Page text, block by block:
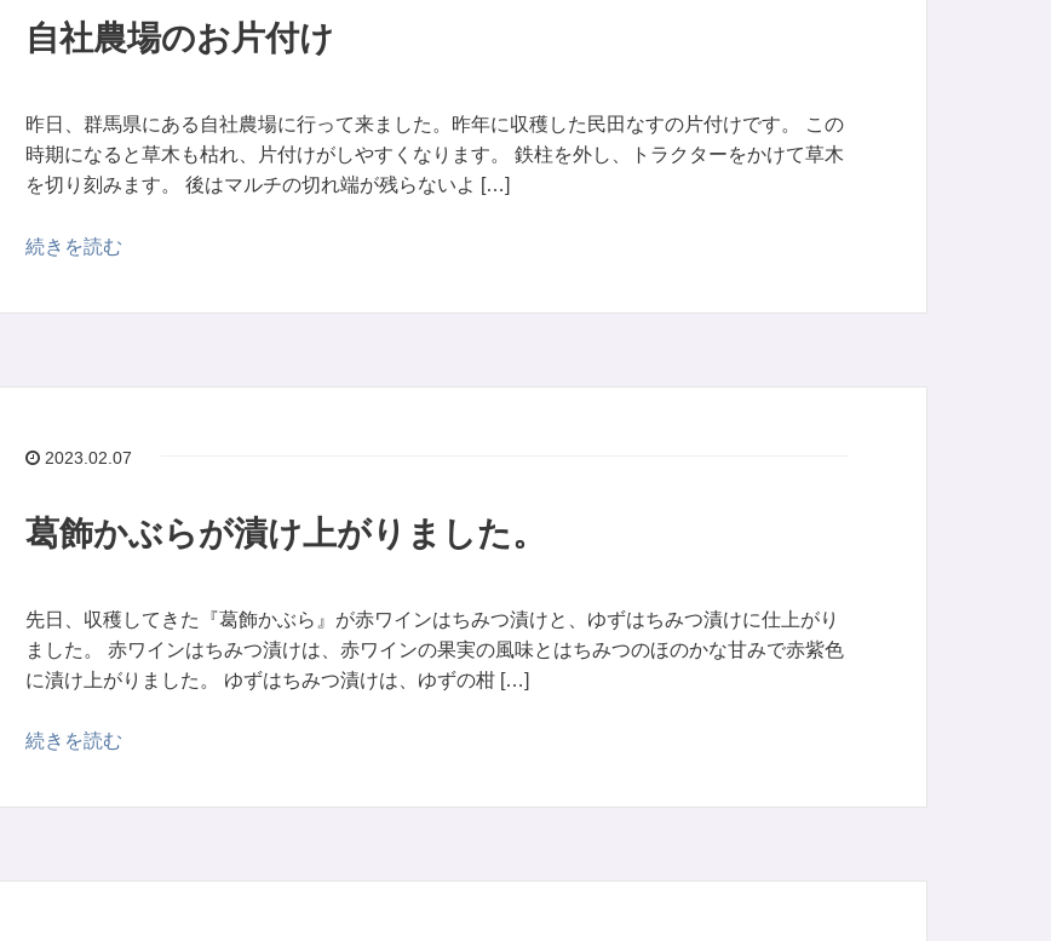
自社農場のお片付け
昨日、群馬県にある自社農場に行って来ました。昨年に収穫した民田なすの片付けです。 この
時期になると草木も枯れ、片付けがしやすくなります。 鉄柱を外し、トラクターをかけて草木
を切り刻みます。 後はマルチの切れ端が残らないよ […]
続きを読む
2023.02.07
葛飾かぶらが漬け上がりました。
先日、収穫してきた『葛飾かぶら』が赤ワインはちみつ漬けと、ゆずはちみつ漬けに仕上がり
ました。 赤ワインはちみつ漬けは、赤ワインの果実の風味とはちみつのほのかな甘みで赤紫色
に漬け上がりました。 ゆずはちみつ漬けは、ゆずの柑 […]
続きを読む